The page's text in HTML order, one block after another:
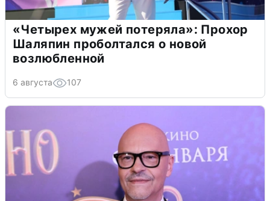
«Четырех мужей потеряла»: Прохор
Шаляпин проболтался о новой
возлюбленной
6 августа 107